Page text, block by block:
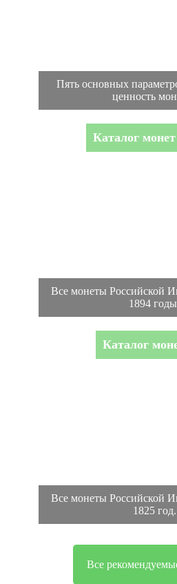
Пять основных
ценность
Каталог
Все монеты Российской
1894
Каталог
Все монеты Российской
1825 год.
Все